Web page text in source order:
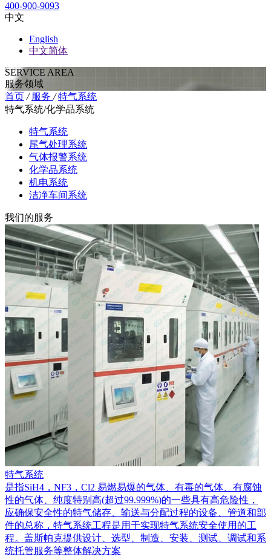
400-900-9093
中文
English
中文简体
SERVICE AREA
服务领域
首页 / 服务 / 特气系统
特气系统/化学品系统
特气系统
尾气处理系统
气体报警系统
化学品系统
机电系统
洁净车间系统
我们的服务
特气系统
是指SiH4，NF3，Cl2 易燃易爆的气体、有毒的气体、有腐蚀
性的气体、纯度特别高(超过99.999%)的一些具有高危险性，
应确保安全性的特气储存、输送与分配过程的设备、管道和部
件的总称，特气系统工程是用于实现特气系统安全使用的工
程。盖斯帕克提供设计、选型、制造、安装、测试、调试和系
统托管服务等整体解决方案